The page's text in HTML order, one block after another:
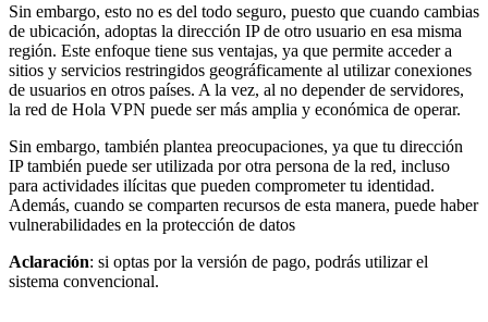
Sin embargo, esto no es del todo seguro, puesto que cuando cambias
de ubicación, adoptas la dirección IP de otro usuario en esa misma
región. Este enfoque tiene sus ventajas, ya que permite acceder a
sitios y servicios restringidos geográficamente al utilizar conexiones
de usuarios en otros países. A la vez, al no depender de servidores,
la red de Hola VPN puede ser más amplia y económica de operar.
Sin embargo, también plantea preocupaciones, ya que tu dirección
IP también puede ser utilizada por otra persona de la red, incluso
para actividades ilícitas que pueden comprometer tu identidad.
Además, cuando se comparten recursos de esta manera, puede haber
vulnerabilidades en la protección de datos
Aclaración: si optas por la versión de pago, podrás utilizar el
sistema convencional.